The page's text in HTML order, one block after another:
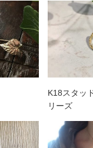
K18スタッ
リーズ